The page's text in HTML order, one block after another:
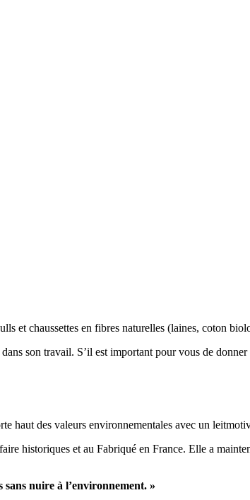
et chaussettes en fibres naturelles (laines, coton
son travail. S’il est important pour vous de
haut des valeurs environnementales avec un
historiques et au Fabriqué en France. Elle a
sans nuire à l’environnement. »